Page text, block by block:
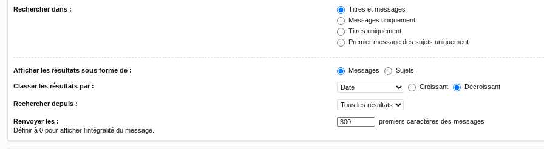
Rechercher dans :
Titres et messages
Messages uniquement
Titres uniquement
Premier message des sujets uniquement
Afficher les résultats sous forme de : Messages Sujets
Classer les résultats par : Croissant Décroissant
Rechercher depuis :
Renvoyer les :
Définir à 0 pour afficher l’intégralité du message.
premiers caractères des messages